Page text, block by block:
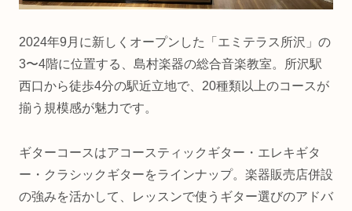
2024年9月に新しくオープンした「エミテラス所沢」の
3〜4階に位置する、島村楽器の総合音楽教室。所沢駅
西口から徒歩4分の駅近立地で、20種類以上のコースが
揃う規模感が魅力です。
ギターコースはアコースティックギター・エレキギタ
ー・クラシックギターをラインナップ。楽器販売店併設
の強みを活かして、レッスンで使うギター選びのアドバ